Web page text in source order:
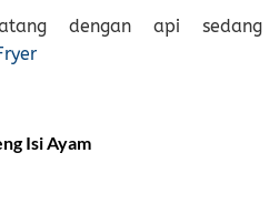
dengan api sedang
Isi Ayam